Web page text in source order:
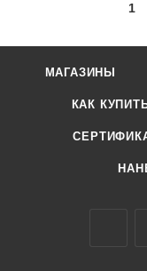
1
МАГАЗИНЫ
КАК